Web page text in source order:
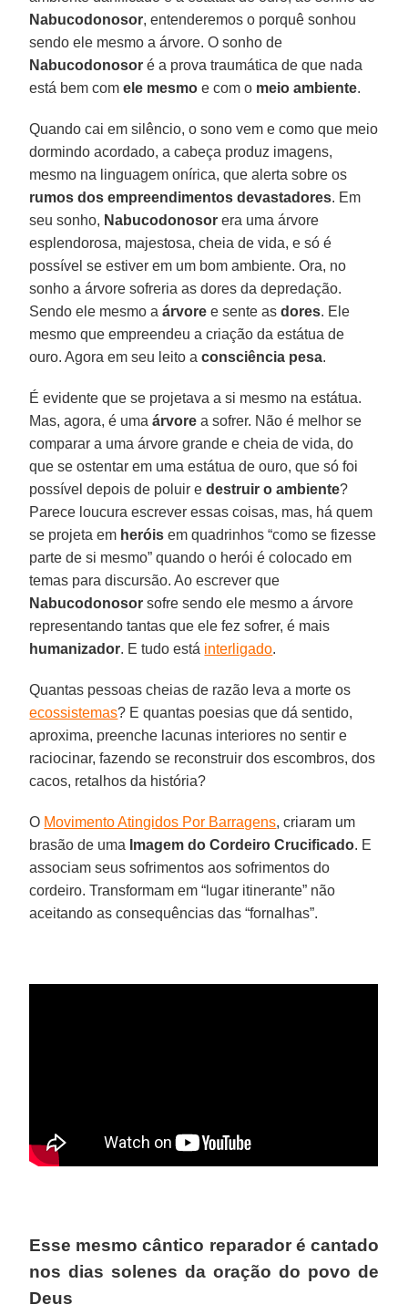
Nabucodonosor, entenderemos o porquê sonhou
sendo ele mesmo a árvore. O sonho de
Nabucodonosor é a prova traumática de que nada
está bem comele mesmo e com o meio ambiente.
Quando cai em silêncio, o sono vem e como que meio
dormindo acordado, a cabeça produz imagens,
mesmo na linguagem onírica, que alerta sobre os
rumos dos empreendimentos devastadores. Em
seu sonho, Nabucodonosor era uma árvore
esplendorosa, majestosa, cheia de vida, e só é
possível se estiver em um bom ambiente. Ora, no
sonho a árvore sofreria as dores da depredação.
Sendo ele mesmo aárvore e sente asdores. Ele
mesmo que empreendeu a criação da estátua de
ouro. Agora em seu leito aconsciência pesa.
É evidente que se projetava a si mesmo na estátua.
Mas, agora, é umaárvore a sofrer. Não é melhor se
comparar a uma árvore grande e cheia de vida, do
que se ostentar em uma estátua de ouro, que só foi
possível depois de poluir edestruir o ambiente?
Parece loucura escrever essas coisas, mas, há quem
se projeta em heróis em quadrinhos “como se fizesse
parte de si mesmo” quando o herói é colocado em
temas para discursão. Ao escrever que
Nabucodonosor sofre sendo ele mesmo a árvore
representando tantas que ele fez sofrer, é mais
humanizador. E tudo está interligado.
Quantas pessoas cheias de razão leva a morte os
ecossistemas? E quantas poesias que dá sentido,
aproxima, preenche lacunas interiores no sentir e
raciocinar, fazendo se reconstruir dos escombros, dos
cacos, retalhos da história?
O Movimento Atingidos Por Barragens, criaram um
brasão de uma Imagem do Cordeiro Crucificado. E
associam seus sofrimentos aos sofrimentos do
cordeiro. Transformam em “lugar itinerante” não
aceitando as consequências das “fornalhas”.
Esse mesmo cântico reparador é cantado
nos dias solenes da oração do povo de
Deus